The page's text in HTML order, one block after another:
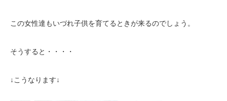
この女性達もいづれ子供を育てるときが来るのでしょう。
そうすると・・・・
↓こうなります↓